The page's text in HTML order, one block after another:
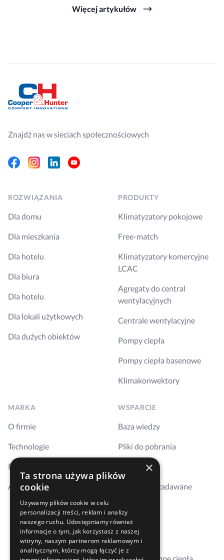
Więcej artykułów
Znajdź nas w sieciach społecznościowych
FacebookInstagramLinkedinYoutube
ROZWIĄZANIA
Dla domu
Dla mieszkania
Dla hotelu
Dla biura
Dla hotelu
Dla lokali użytkowych
Dla dużych obiektów
PRODUKTY
Klimatyzatory pokojowe
Free-match
Klimatyzatory komercyjne
LCAC
Agregaty do central
wentylacyjnych
Centrale wentylacyjne
Pompy ciepła
Pompy ciepła basenowe
Klimakonwektory
MARKA
O firmie
Technologie
Realizacje
Aktualności
WSPARCIE
Baza wiedzy
Pliki do pobrania
Szkolenia
Najczęściej zadawane
Kontakt
Gdzie kupić
Dobierz pompę ciepła
×
Ta strona używa plików
cookie
Używamy plików cookie w celu
personalizacji treści, reklam i analizy
naszego ruchu. Udostępniamy również
informacje o tym, jak korzystasz z naszej
witryny, naszym partnerom reklamowym i
analitycznym, którzy mogą łączyć je z